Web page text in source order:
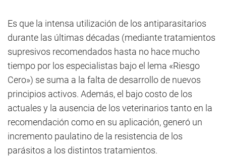
Es que la intensa utilización de los antiparasitarios
durante las últimas décadas (mediante tratamientos
supresivos recomendados hasta no hace mucho
tiempo por los especialistas bajo el lema «Riesgo
Cero») se suma a la falta de desarrollo de nuevos
principios activos. Además, el bajo costo de los
actuales y la ausencia de los veterinarios tanto en la
recomendación como en su aplicación, generó un
incremento paulatino de la resistencia de los
parásitos a los distintos tratamientos.